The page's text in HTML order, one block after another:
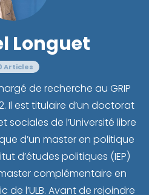
Longuet
Articles
de recherche au GRIP
Il est titulaire d’un doctorat
sociales de l’Université libre
d’un master en politique
d’études politiques (IEP)
complémentaire en
l’ULB. Avant de rejoindre